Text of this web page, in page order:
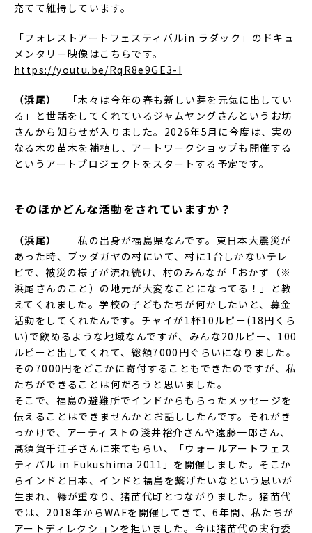
充てて維持しています。
「フォレストアートフェスティバルin ラダック」のドキュ
メンタリー映像はこちらです。
https://youtu.be/RqR8e9GE3-I
（浜尾）
「木々は今年の春も新しい芽を元気に出してい
る」と世話をしてくれているジャムヤングさんというお坊
さんから知らせが入りました。2026年5月に今度は、実の
なる木の苗木を補植し、アートワークショップも開催する
というアートプロジェクトをスタートする予定です。
そのほかどんな活動をされていますか？
（浜尾）
私の出身が福島県なんです。東日本大震災が
あった時、ブッダガヤの村にいて、村に1台しかないテレ
ビで、被災の様子が流れ続け、村のみんなが「おかず（※
浜尾さんのこと）の地元が大変なことになってる！」と教
えてくれました。学校の子どもたちが何かしたいと、募金
活動をしてくれたんです。チャイが1杯10ルピー(18円くら
い)で飲めるような地域なんですが、みんな20ルピー、100
ルピーと出してくれて、総額7000円ぐらいになりました。
その7000円をどこかに寄付することもできたのですが、私
たちができることは何だろうと思いました。
そこで、福島の避難所でインドからもらったメッセージを
伝えることはできませんかとお話ししたんです。それがき
っかけで、アーティストの淺井裕介さんや遠藤一郎さん、
髙須賀千江子さんに来てもらい、「ウォールアートフェス
ティバル in Fukushima 2011」を開催しました。そこか
らインドと日本、インドと福島を繋げたいなという思いが
生まれ、縁が重なり、猪苗代町とつながりました。猪苗代
では、2018年からWAFを開催してきて、6年間、私たちが
アートディレクションを担いました。今は猪苗代の実行委